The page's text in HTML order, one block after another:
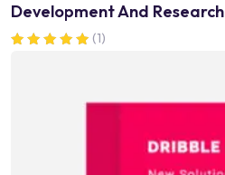
Development And Research
(1)